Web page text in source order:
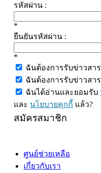
รหัสผ่าน :
*
ยืนยันรหัสผ่าน :
*
ฉันต้องการรับข่าวสา
ฉันต้องการรับข่าวสา
ฉันได้อ่านและยอมรับ
และ นโยบายคุกกี้ แล้ว?
สมัครสมาชิก
ศูนย์ช่วยเหลือ
เกี่ยวกับเรา